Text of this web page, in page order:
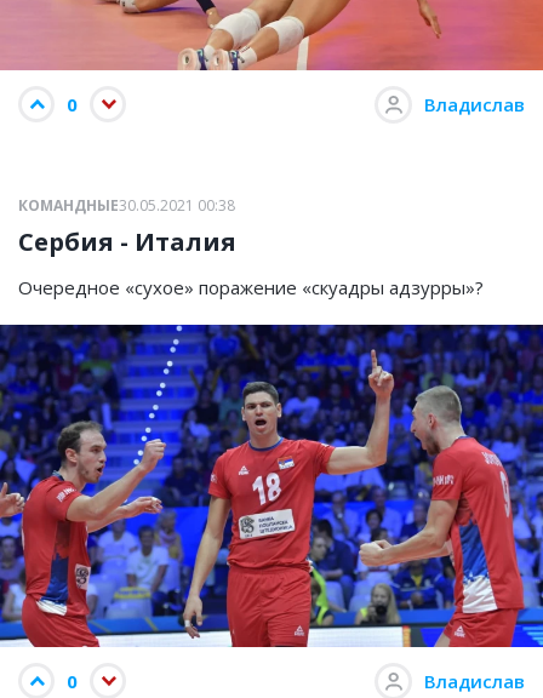
0 Владислав
КОМАНДНЫЕ30.05.2021 00:38
Сербия - Италия
Очередное «сухое» поражение «скуадры адзурры»?
0 Владислав